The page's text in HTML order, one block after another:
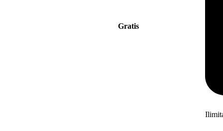
Gratis